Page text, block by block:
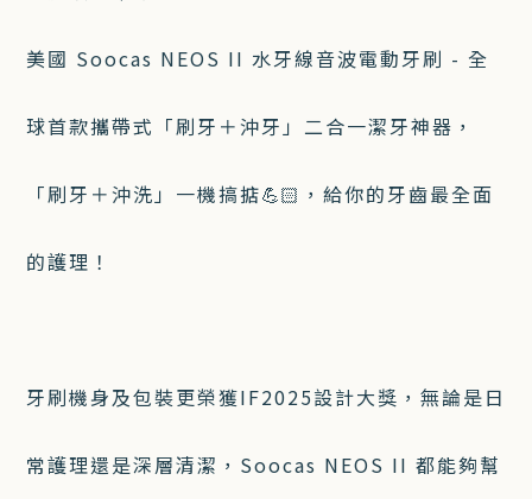
美國 Soocas NEOS II 水牙線音波電動牙刷 - 全
球首款攜帶式「刷牙＋沖牙」二合一潔牙神器，
「刷牙＋沖洗」一機搞掂💪🏻，給你的牙齒最全面
的護理！
牙刷機身及包裝更榮獲IF2025設計大獎，無論是日
常護理還是深層清潔，Soocas NEOS II 都能夠幫